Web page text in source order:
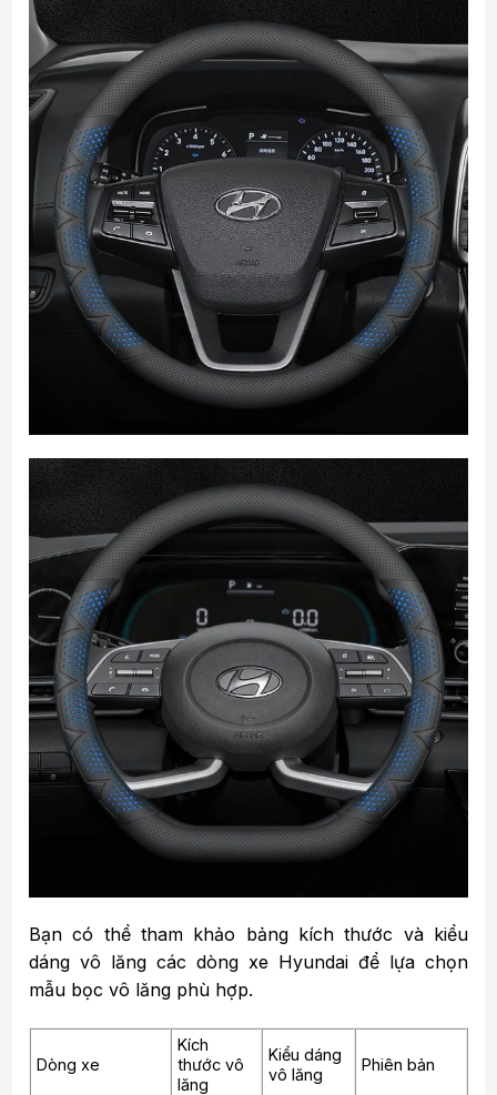
Bạn có thể tham khảo bảng kích thước và kiểu
dáng vô lăng các dòng xe Hyundai để lựa chọn
mẫu bọc vô lăng phù hợp.
Dòng xe
Kích
thước vô
lăng
Kiểu dáng
vô lăng
Phiên bản